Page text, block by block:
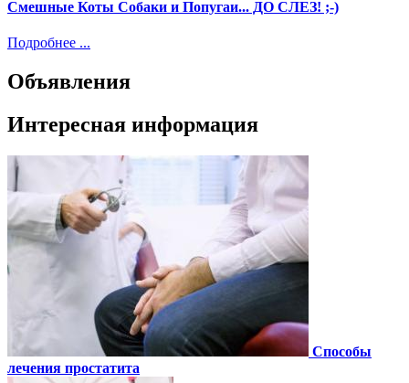
Смешные Коты Собаки и Попугаи... ДО СЛЕЗ! ;-)
Подробнее ...
Объявления
Интересная информация
Способы
лечения простатита